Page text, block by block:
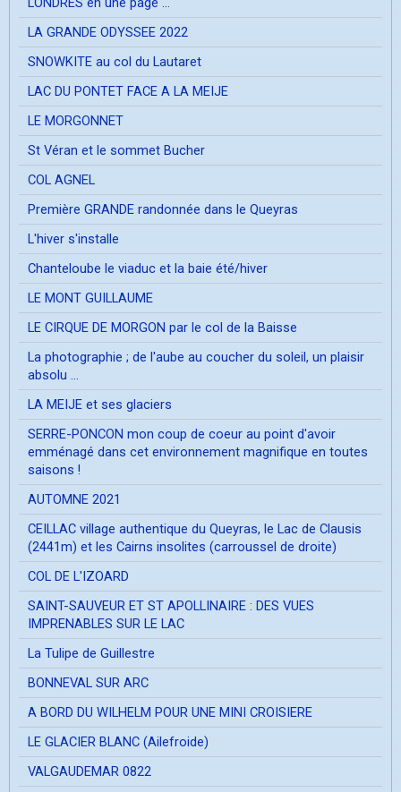
LA GRANDE ODYSSEE 2022
SNOWKITE au col du Lautaret
LAC DU PONTET FACE A LA MEIJE
LE MORGONNET
St Véran et le sommet Bucher
COL AGNEL
Première GRANDE randonnée dans le Queyras
L'hiver s'installe
Chanteloube le viaduc et la baie été/hiver
LE MONT GUILLAUME
LE CIRQUE DE MORGON par le col de la Baisse
La photographie ; de l'aube au coucher du soleil, un plaisir
absolu ...
LA MEIJE et ses glaciers
SERRE-PONCON mon coup de coeur au point d'avoir
emménagé dans cet environnement magnifique en toutes
saisons !
AUTOMNE 2021
CEILLAC village authentique du Queyras, le Lac de Clausis
(2441m) et les Cairns insolites (carroussel de droite)
COL DE L'IZOARD
SAINT-SAUVEUR ET ST APOLLINAIRE : DES VUES
IMPRENABLES SUR LE LAC
La Tulipe de Guillestre
BONNEVAL SUR ARC
A BORD DU WILHELM POUR UNE MINI CROISIERE
LE GLACIER BLANC (Ailefroide)
VALGAUDEMAR 0822